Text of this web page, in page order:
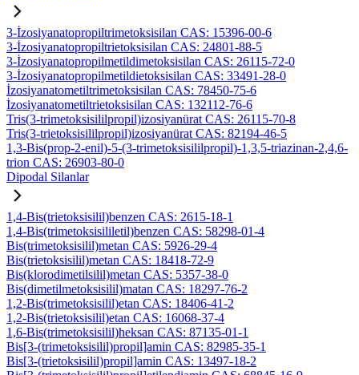
3-İzosiyanatopropiltrimetoksisilan CAS: 15396-00-6
3-İzosiyanatopropiltrietoksisilan CAS: 24801-88-5
3-İzosiyanatopropilmetildimetoksisilan CAS: 26115-72-0
3-İzosiyanatopropilmetildietoksisilan CAS: 33491-28-0
İzosiyanatometiltrimetoksisilan CAS: 78450-75-6
İzosiyanatometiltrietoksisilan CAS: 132112-76-6
Tris(3-trimetoksisililpropil)izosiyanürat CAS: 26115-70-8
Tris(3-trietoksisililpropil)izosiyanürat CAS: 82194-46-5
1,3-Bis(prop-2-enil)-5-(3-trimetoksisililpropil)-1,3,5-triazinan-2,4,6-
trion CAS: 26903-80-0
Dipodal Silanlar
1,4-Bis(trietoksisilil)benzen CAS: 2615-18-1
1,4-Bis(trimetoksisililetil)benzen CAS: 58298-01-4
Bis(trimetoksisilil)metan CAS: 5926-29-4
Bis(trietoksisilil)metan CAS: 18418-72-9
Bis(klorodimetilsilil)metan CAS: 5357-38-0
Bis(dimetilmetoksisilil)matan CAS: 18297-76-2
1,2-Bis(trimetoksisilil)etan CAS: 18406-41-2
1,2-Bis(trietoksisilil)etan CAS: 16068-37-4
1,6-Bis(trimetoksisilil)heksan CAS: 87135-01-1
Bis[3-(trimetoksisilil)propil]amin CAS: 82985-35-1
Bis[3-(trietoksisilil)propil]amin CAS: 13497-18-2